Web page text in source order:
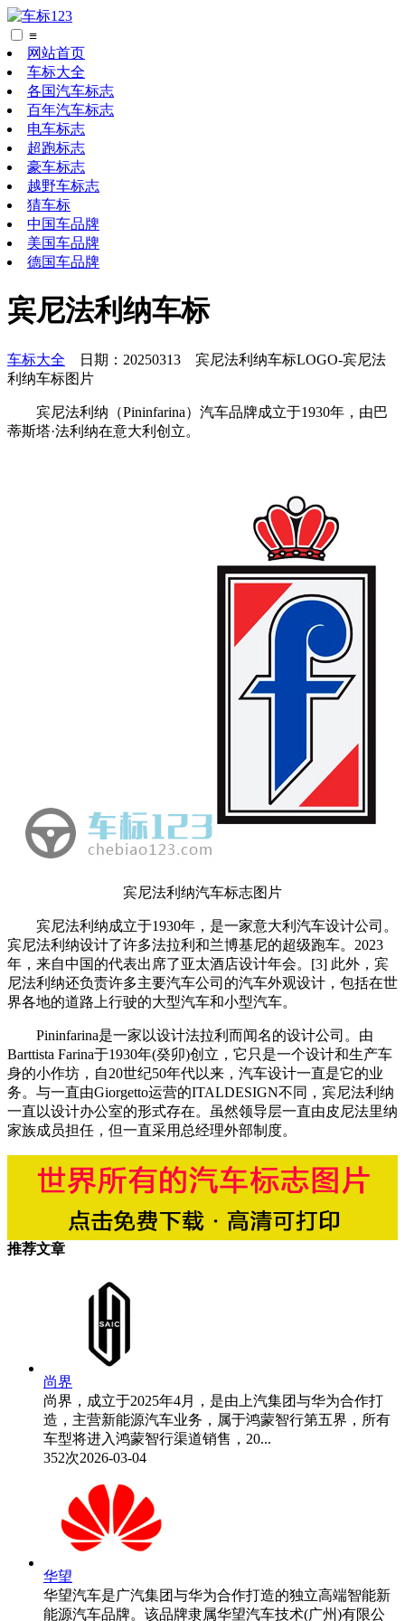
≡
网站首页
车标大全
各国汽车标志
百年汽车标志
电车标志
超跑标志
豪车标志
越野车标志
猜车标
中国车品牌
美国车品牌
德国车品牌
宾尼法利纳车标
车标大全
日期：20250313 宾尼法利纳车标LOGO-宾尼法
利纳车标图片
宾尼法利纳（Pininfarina）汽车品牌成立于1930年，由巴
蒂斯塔·法利纳在意大利创立。
宾尼法利纳汽车标志图片
宾尼法利纳成立于1930年，是一家意大利汽车设计公司。
宾尼法利纳设计了许多法拉利和兰博基尼的超级跑车。2023
年，来自中国的代表出席了亚太酒店设计年会。[3] 此外，宾
尼法利纳还负责许多主要汽车公司的汽车外观设计，包括在世
界各地的道路上行驶的大型汽车和小型汽车。
Pininfarina是一家以设计法拉利而闻名的设计公司。由
Barttista Farina于1930年(癸卯)创立，它只是一个设计和生产车
身的小作坊，自20世纪50年代以来，汽车设计一直是它的业
务。与一直由Giorgetto运营的ITALDESIGN不同，宾尼法利纳
一直以设计办公室的形式存在。虽然领导层一直由皮尼法里纳
家族成员担任，但一直采用总经理外部制度。
推荐文章
尚界
尚界，成立于2025年4月，是由上汽集团与华为合作打
造，主营新能源汽车业务，属于鸿蒙智行第五界，所有
车型将进入鸿蒙智行渠道销售，20...
352次2026-03-04
华望
华望汽车是广汽集团与华为合作打造的独立高端智能新
能源汽车品牌。该品牌隶属华望汽车技术(广州)有限公